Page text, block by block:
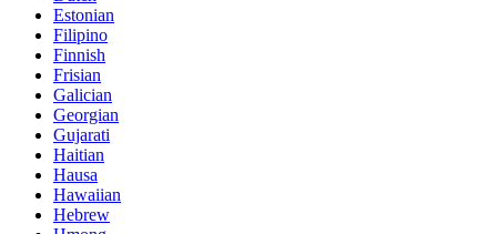
Estonian
Filipino
Finnish
Frisian
Galician
Georgian
Gujarati
Haitian
Hausa
Hawaiian
Hebrew